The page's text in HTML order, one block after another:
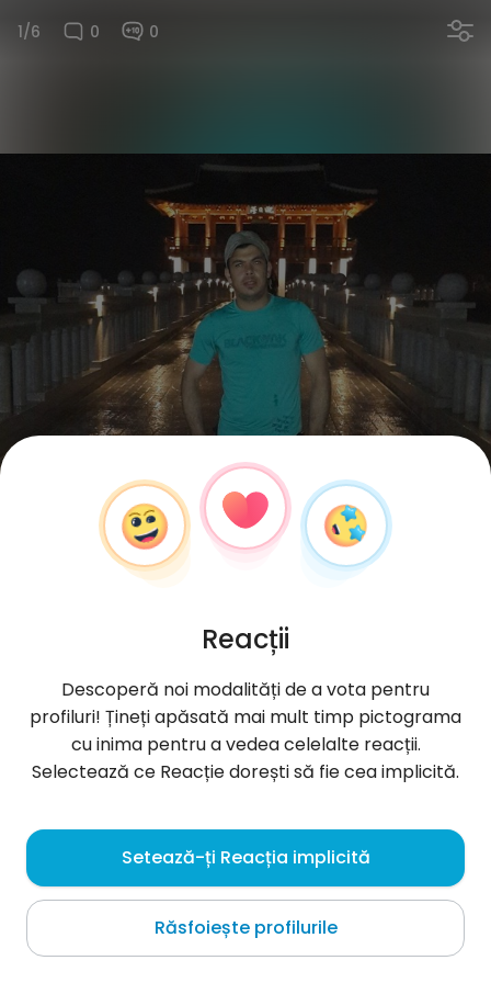
1/6 0 0
AbdoGoad , 37
Yeonil
Despre mine
Reacții
Descoperă noi modalități de a vota pentru
profiluri! Țineți apăsată mai mult timp pictograma
cu inima pentru a vedea celelalte reacții.
Selectează ce Reacție dorești să fie cea implicită.
Setează-ți Reacția implicită
Răsfoiește profilurile